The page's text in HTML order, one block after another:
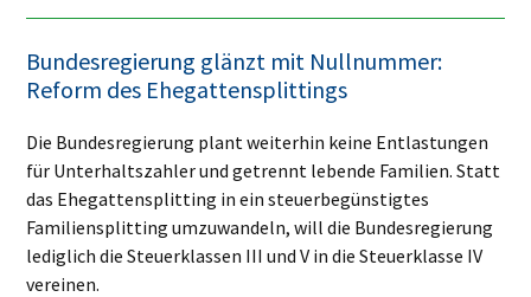
Bundesregierung glänzt mit Nullnummer:
Reform des Ehegattensplittings
Die Bundesregierung plant weiterhin keine Entlastungen
für Unterhaltszahler und getrennt lebende Familien. Statt
das Ehegattensplitting in ein steuerbegünstigtes
Familiensplitting umzuwandeln, will die Bundesregierung
lediglich die Steuerklassen III und V in die Steuerklasse IV
vereinen.